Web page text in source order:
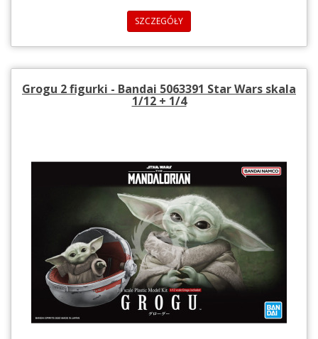
SZCZEGÓŁY
Grogu 2 figurki - Bandai 5063391 Star Wars skala
1/12 + 1/4